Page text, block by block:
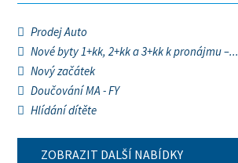
Prodej Auto
Nové byty 1+kk, 2+kk a 3+kk k pronájmu –...
Nový začátek
Doučování MA - FY
Hlídání dítěte
ZOBRAZIT DALŠÍ NABÍDKY